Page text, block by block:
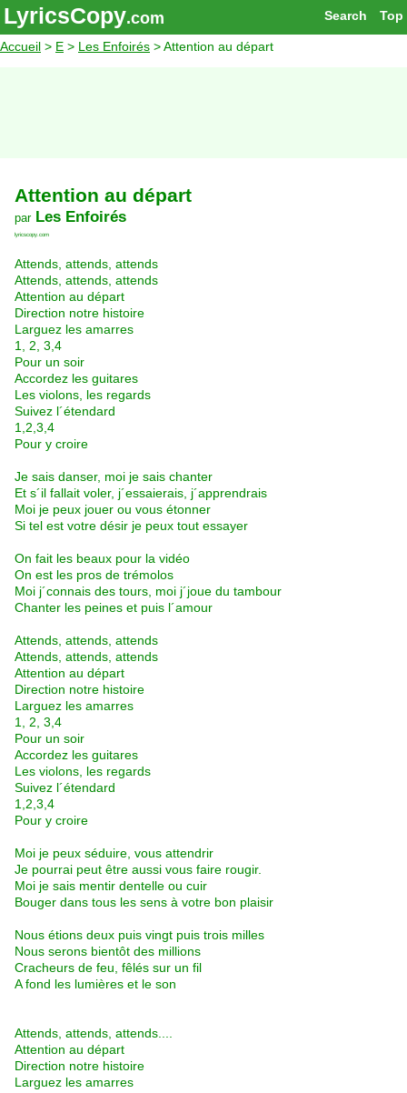
Top
Search
LyricsCopy.com
Accueil > E > Les Enfoirés > Attention au départ
Attention au départ
par Les Enfoirés
lyricscopy.com
Attends, attends, attends
Attends, attends, attends
Attention au départ
Direction notre histoire
Larguez les amarres
1, 2, 3,4
Pour un soir
Accordez les guitares
Les violons, les regards
Suivez l´étendard
1,2,3,4
Pour y croire
Je sais danser, moi je sais chanter
Et s´il fallait voler, j´essaierais, j´apprendrais
Moi je peux jouer ou vous étonner
Si tel est votre désir je peux tout essayer
On fait les beaux pour la vidéo
On est les pros de trémolos
Moi j´connais des tours, moi j´joue du tambour
Chanter les peines et puis l´amour
Attends, attends, attends
Attends, attends, attends
Attention au départ
Direction notre histoire
Larguez les amarres
1, 2, 3,4
Pour un soir
Accordez les guitares
Les violons, les regards
Suivez l´étendard
1,2,3,4
Pour y croire
Moi je peux séduire, vous attendrir
Je pourrai peut être aussi vous faire rougir.
Moi je sais mentir dentelle ou cuir
Bouger dans tous les sens à votre bon plaisir
Nous étions deux puis vingt puis trois milles
Nous serons bientôt des millions
Cracheurs de feu, fêlés sur un fil
A fond les lumières et le son
Attends, attends, attends....
Attention au départ
Direction notre histoire
Larguez les amarres